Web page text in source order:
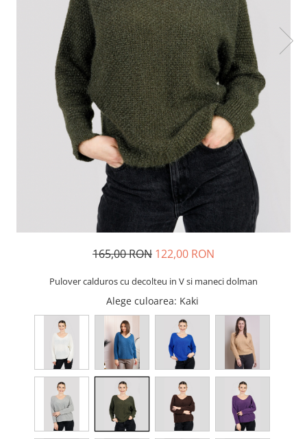
165,00 RON 122,00 RON
Pulover calduros cu decolteu in V si maneci dolman
Alege culoarea: Kaki